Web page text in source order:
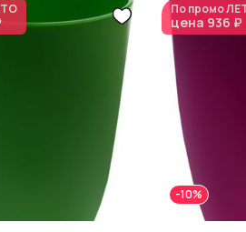
По промо
цена 936 ₽
-10%